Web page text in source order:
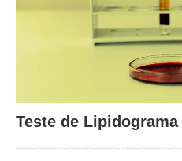
Teste de Lipidograma